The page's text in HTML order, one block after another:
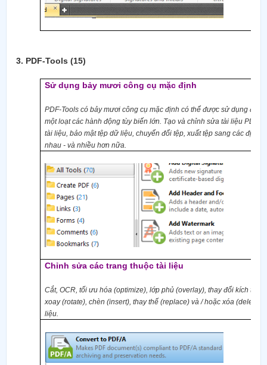
3. PDF-Tools (15)
Sử dụng bảy mươi công cụ mặc định
PDF-Tools có bảy mươi công cụ mặc định có thể được sử dụng để
một loạt cáchành động tùy biến lớn. Tạo và chỉnh sửa tài liệu PDF
tài liệu,bảo mậttệpdữ liệu, chuyển đổi tệp, xuất tệp sang các định
nhau - và nhiều hơn nữa.
Chỉnh sửa các trangthuộctài liệu
Cắt, OCR, tối ưu hóa (optimize), lớp phủ (overlay), thay đổi kích
xoay(rotate), chèn (insert), thay thế (replace) và / hoặc xóa (delete)
liệu.